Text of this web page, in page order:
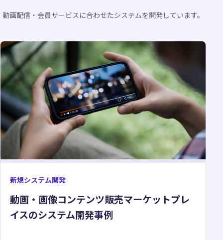
動画配信・会員サービスに合わせたシステムを開発しています。
新規システム開発
動画・画像コンテンツ販売マーケットプレ
イスのシステム開発事例